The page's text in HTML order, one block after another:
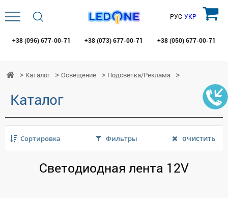
+38 (096) 677-00-71 +38 (073)677-00-71 +38 (050)677-00-71
РУС УКР
Каталог Освещение Подсветка/Реклама
Каталог
Сортировка Фильтры очистить
Светодиодная лента 12V